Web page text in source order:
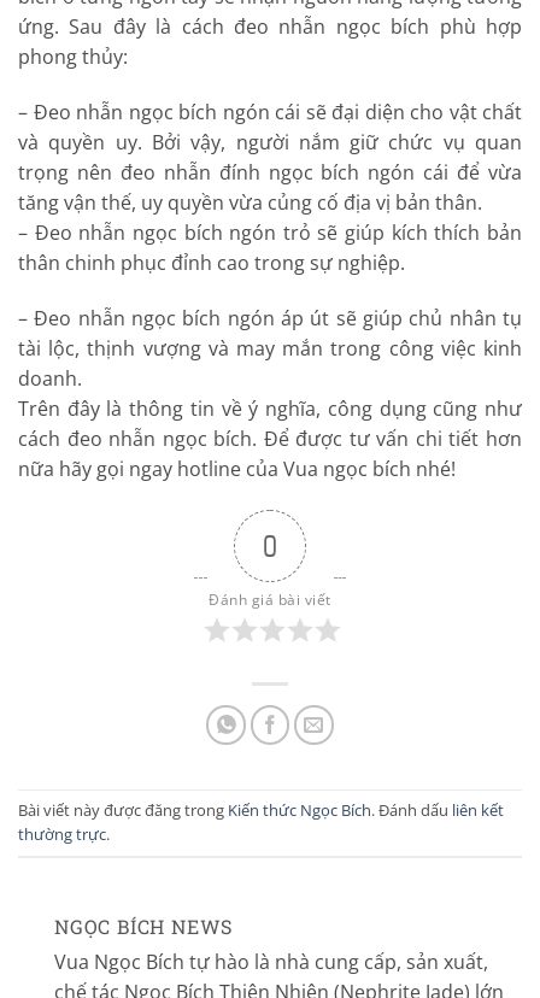
ứng. Sau đây là cách đeo nhẫn ngọc bích phù hợp
phong thủy:
– Đeo nhẫn ngọc bích ngón cái sẽ đại diện cho vật chất
và quyền uy. Bởi vậy, người nắm giữ chức vụ quan
trọng nên đeo nhẫn đính ngọc bích ngón cái để vừa
tăng vận thế, uy quyền vừa củng cố địa vị bản thân.
– Đeo nhẫn ngọc bích ngón trỏ sẽ giúp kích thích bản
thân chinh phục đỉnh cao trong sự nghiệp.
– Đeo nhẫn ngọc bích ngón áp út sẽ giúp chủ nhân tụ
tài lộc, thịnh vượng và may mắn trong công việc kinh
doanh.
Trên đây là thông tin về ý nghĩa, công dụng cũng như
cách đeo nhẫn ngọc bích. Để được tư vấn chi tiết hơn
nữa hãy gọi ngay hotline của Vua ngọc bích nhé!
0
Đánh giá bài viết
Bài viết này được đăng trong Kiến thức Ngọc Bích. Đánh dấu liên kết
thường trực.
NGỌC BÍCH NEWS
Vua Ngọc Bích tự hào là nhà cung cấp, sản xuất,
chế tác Ngọc Bích Thiên Nhiên (Nephrite Jade) lớn